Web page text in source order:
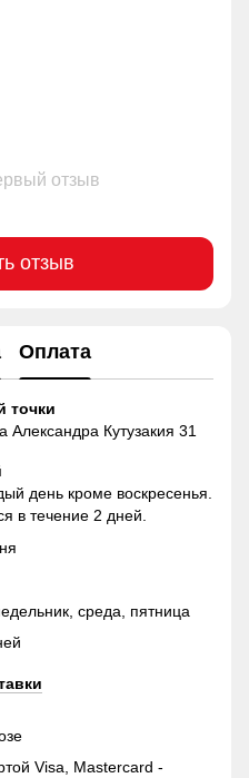
отзыв
отзыв
Оплата
точки
Александра Кутузакия 31
день кроме воскресенья.
в течение 2 дней.
среда, пятница
Visa, Mastercard -